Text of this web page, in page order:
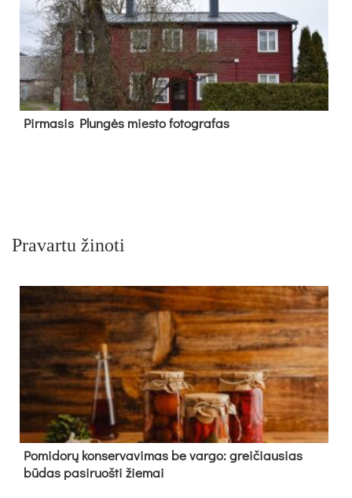
Pir­ma­sis Plun­gės mies­to fo­tog­ra­fas
Pravartu žinoti
Pomidorų konservavimas be vargo: greičiausias
būdas pasiruošti žiemai